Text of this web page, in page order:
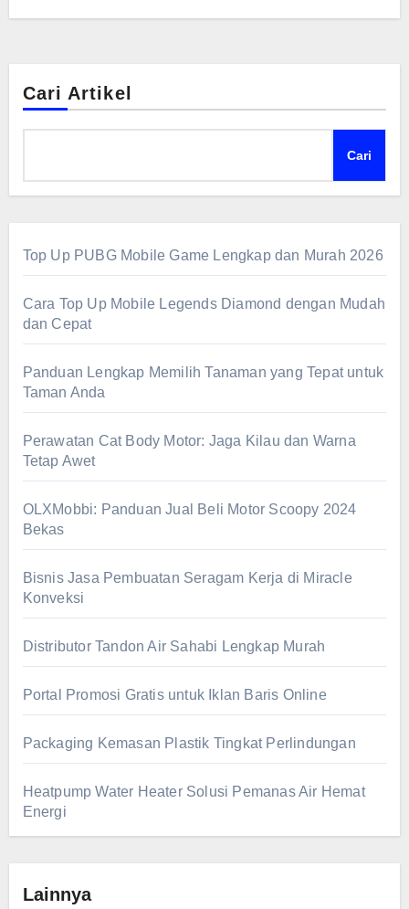
Cari Artikel
Cari
Top Up PUBG Mobile Game Lengkap dan Murah 2026
Cara Top Up Mobile Legends Diamond dengan Mudah
dan Cepat
Panduan Lengkap Memilih Tanaman yang Tepat untuk
Taman Anda
Perawatan Cat Body Motor: Jaga Kilau dan Warna
Tetap Awet
OLXMobbi: Panduan Jual Beli Motor Scoopy 2024
Bekas
Bisnis Jasa Pembuatan Seragam Kerja di Miracle
Konveksi
Distributor Tandon Air Sahabi Lengkap Murah
Portal Promosi Gratis untuk Iklan Baris Online
Packaging Kemasan Plastik Tingkat Perlindungan
Heatpump Water Heater Solusi Pemanas Air Hemat
Energi
Lainnya